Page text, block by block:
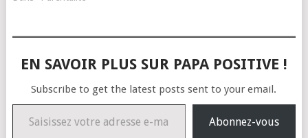
EN SAVOIR PLUS SUR PAPA POSITIVE !
Subscribe to get the latest posts sent to your email.
Saisissez votre adresse e-mail…
Abonnez-vous